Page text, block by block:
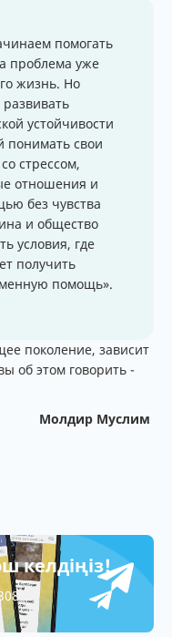
помогать
проблема уже
жизнь. Но
устойчивости
понимать свои
стрессом,
отношения и
без чувства
и общество
условия, где
получить
помощь».
поколение, зависит
об этом говорить -
Молдир Муслим
келдіңіз!